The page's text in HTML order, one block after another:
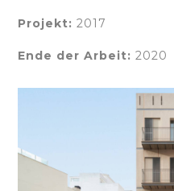
Projekt: 2017
Ende der Arbeit: 2020